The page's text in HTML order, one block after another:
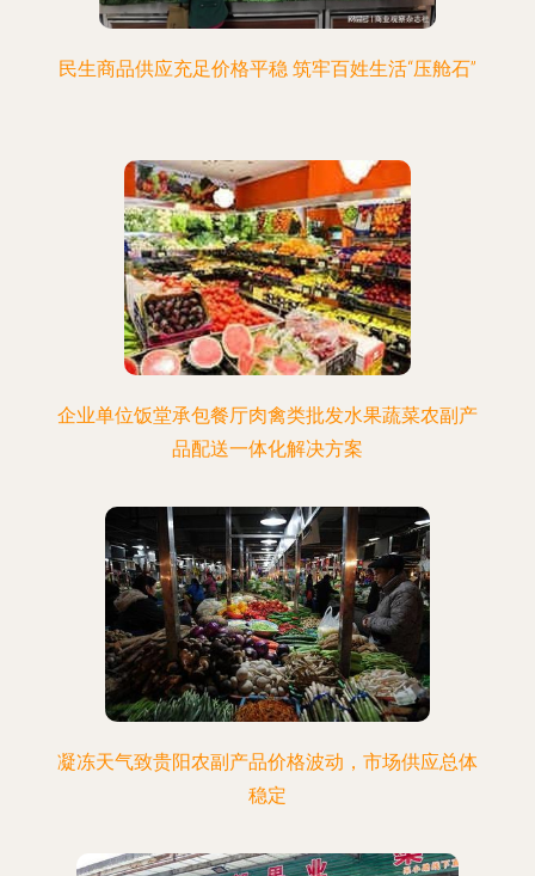
民生商品供应充足价格平稳 筑牢百姓生活“压舱石”
企业单位饭堂承包餐厅肉禽类批发水果蔬菜农副产
品配送一体化解决方案
凝冻天气致贵阳农副产品价格波动，市场供应总体
稳定